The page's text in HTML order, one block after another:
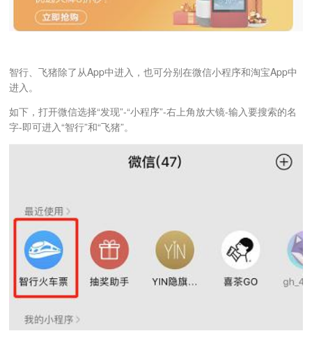
智行、飞猪除了从App中进入，也可分别在微信小程序和淘宝App中
进入。
如下，打开微信选择“发现”-“小程序”-右上角放大镜-输入要搜索的名
字-即可进入“智行”和“飞猪”。